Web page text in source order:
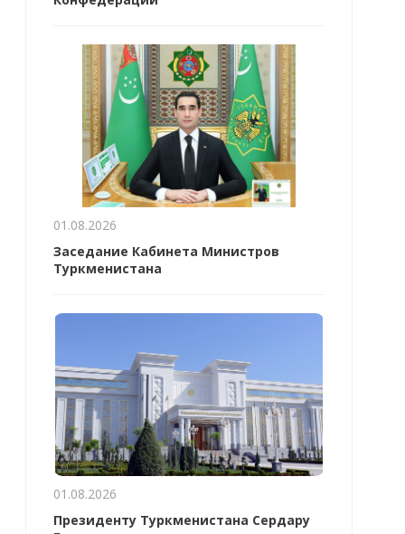
01.08.2026
Заседание Кабинета Министров
Туркменистана
01.08.2026
Президенту Туркменистана Сердару